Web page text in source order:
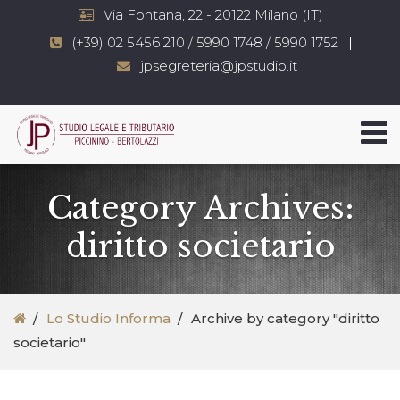
Via Fontana, 22 - 20122 Milano (IT)
(+39) 02 5456 210 / 5990 1748 / 5990 1752
jpsegreteria@jpstudio.it
Category Archives:
diritto societario
Lo Studio Informa
Archive by category "diritto
societario"